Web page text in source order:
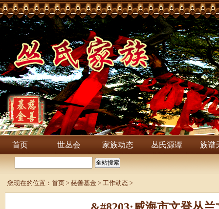
首页 世丛会 家族动态 丛氏源谭 族谱
您现在的位置： 首页 > 慈善基金 > 工作动态 >